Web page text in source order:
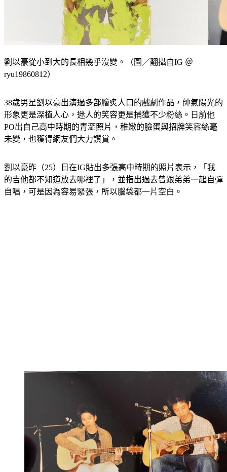
劉以豪從小到大的長相幾乎沒變。（圖／翻攝自IG ＠
ryu19860812）
38歲男星劉以豪出演過多部膾炙人口的戲劇作品，帥氣陽光的
形象更是深植人心，迷人的笑容更是捕獲不少粉絲。日前他
PO出自己高中時期的青澀照片，稚嫩的臉蛋與招牌笑容絲毫
未變，也獲得網友們大力讚賞。
劉以豪昨（25）日在IG貼出多張高中時期的照片表示，「我
的吉他都不知道放去哪裡了」，並指出過去曾跟弟弟一起自彈
自唱，可是因為容易緊張，所以腦袋都一片空白。